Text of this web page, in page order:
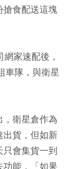
搶食配送這塊
家速配後，
車隊，與衛星
衛星倉作為
出貨，但如新
會集貨一到
功能，「如果